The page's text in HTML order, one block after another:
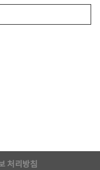
처리방침